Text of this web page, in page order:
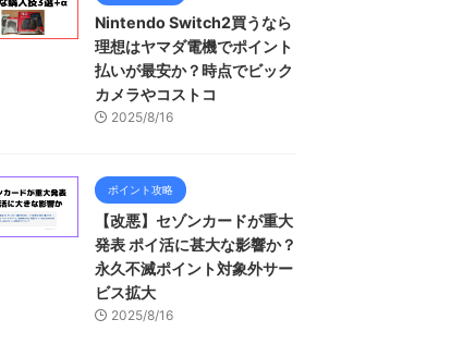
Nintendo Switch2買うなら
理想はヤマダ電機でポイント
払いが最安か？時点でビック
カメラやコストコ
2025/8/16
ポイント攻略
【改悪】セゾンカードが重大
発表 ポイ活に甚大な影響か？
永久不滅ポイント対象外サー
ビス拡大
2025/8/16